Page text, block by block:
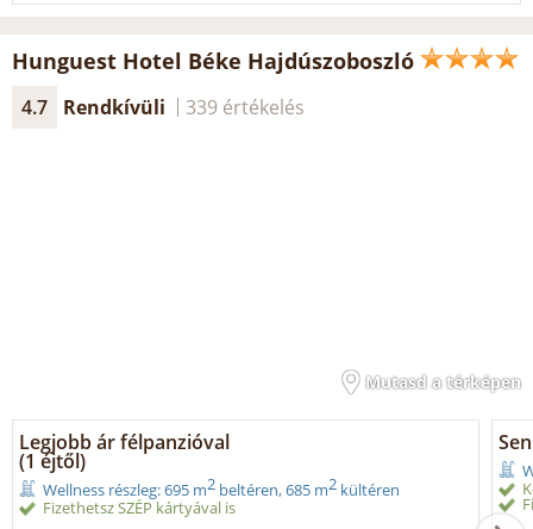
Hunguest Hotel Béke Hajdúszoboszló
4.7 Rendkívüli 339 értékelés
Mutasd a térképen
Legjobb ár félpanzióval
(1 éjtől)
Wellness részleg: 695 m2 beltéren, 685 m2 kültéren
Fizethetsz SZÉP kártyával is